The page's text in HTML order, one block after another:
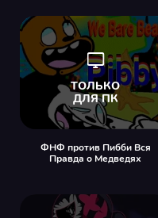
ФНФ против Пибби Вся
Правда о Медведях